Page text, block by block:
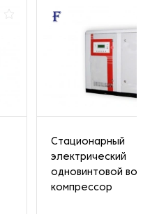
Стационарный
электрический
одновинтовой
компрессор